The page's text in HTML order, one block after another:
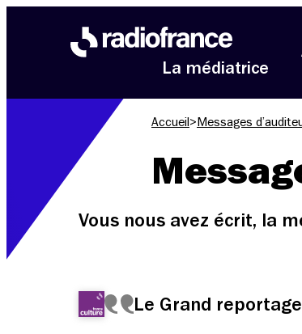
La médiatrice
Accueil > Messages
Vous nous avez écrit, la
Le Grand reportage